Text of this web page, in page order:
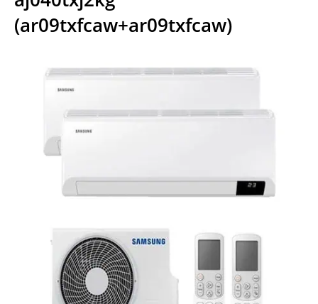
(ar09txfcaw+ar09txfcaw)